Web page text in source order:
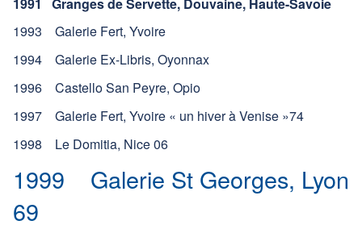
1993 Galerie Fert, Yvoire
1994 Galerie Ex-Libris, Oyonnax
1996 Castello San Peyre, Opio
1997 Galerie Fert, Yvoire « un hiver à Venise »74
1998 Le Domitia, Nice 06
1999 Galerie St Georges, Lyon
69